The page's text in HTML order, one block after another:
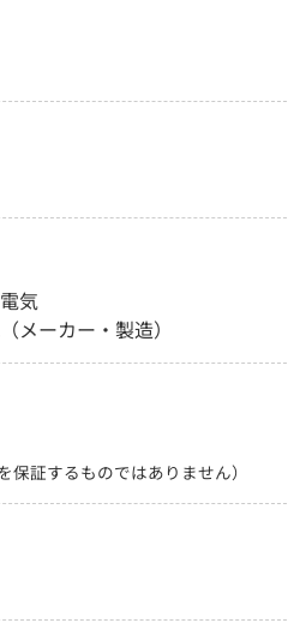
気
メーカー・製造）
保証するものではありません）